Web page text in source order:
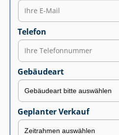
Telefon
Gebäudeart
Geplanter Verkauf